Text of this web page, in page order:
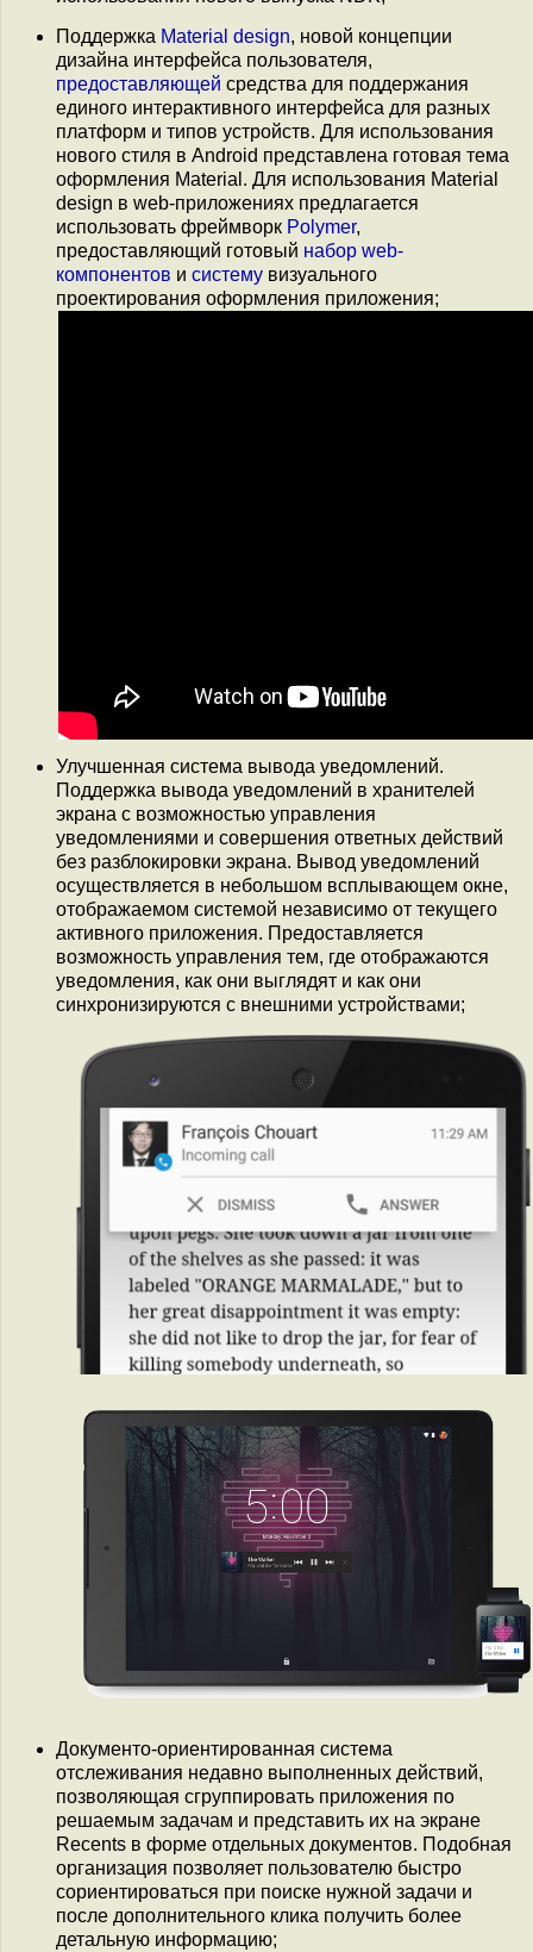
Поддержка Material design, новой концепции
дизайна интерфейса пользователя,
предоставляющей средства для поддержания
единого интерактивного интерфейса для разных
платформ и типов устройств. Для использования
нового стиля в Android представлена готовая тема
оформления Material. Для использования Material
design в web-приложениях предлагается
использовать фреймворк Polymer,
предоставляющий готовый набор web-
компонентов и систему визуального
проектирования оформления приложения;
Улучшенная система вывода уведомлений.
Поддержка вывода уведомлений в хранителей
экрана с возможностью управления
уведомлениями и совершения ответных действий
без разблокировки экрана. Вывод уведомлений
осуществляется в небольшом всплывающем окне,
отображаемом системой независимо от текущего
активного приложения. Предоставляется
возможность управления тем, где отображаются
уведомления, как они выглядят и как они
синхронизируются с внешними устройствами;
Документо-ориентированная система
отслеживания недавно выполненных действий,
позволяющая сгруппировать приложения по
решаемым задачам и представить их на экране
Recents в форме отдельных документов. Подобная
организация позволяет пользователю быстро
сориентироваться при поиске нужной задачи и
после дополнительного клика получить более
детальную информацию;